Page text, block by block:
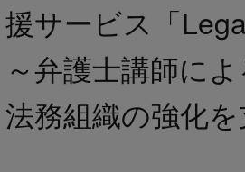
援サービス「
～弁護士講師に
法務組織の強化を